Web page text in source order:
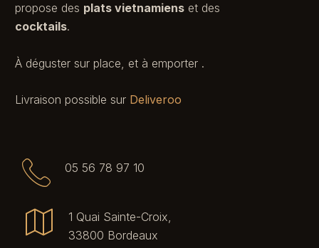
propose des plats vietnamiens et des
cocktails.
À déguster sur place, et à emporter .
Livraison possible sur Deliveroo
05 56 78 97 10
1 Quai Sainte-Croix,
33800 Bordeaux